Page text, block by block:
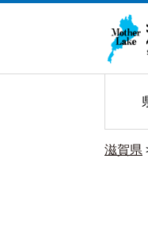
滋賀県